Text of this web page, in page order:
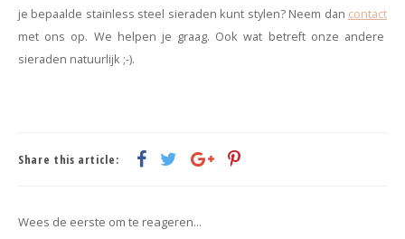
je bepaalde stainless steel sieraden kunt stylen? Neem dan contact
met ons op. We helpen je graag. Ook wat betreft onze andere
sieraden natuurlijk ;-).
Share this article:
Wees de eerste om te reageren...